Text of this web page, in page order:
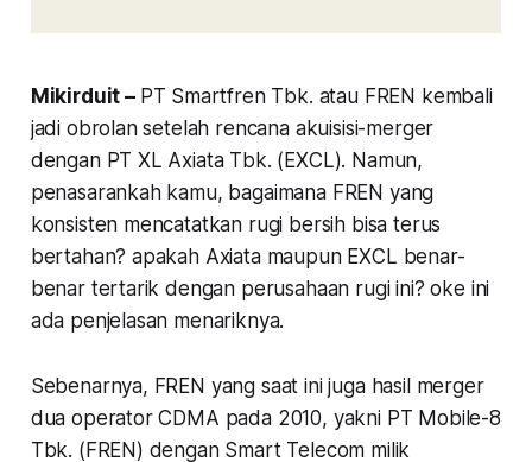
Mikirduit – PT Smartfren Tbk. atau FREN kembali
jadi obrolan setelah rencana akuisisi-merger
dengan PT XL Axiata Tbk. (EXCL). Namun,
penasarankah kamu, bagaimana FREN yang
konsisten mencatatkan rugi bersih bisa terus
bertahan? apakah Axiata maupun EXCL benar-
benar tertarik dengan perusahaan rugi ini? oke ini
ada penjelasan menariknya.
Sebenarnya, FREN yang saat ini juga hasil merger
dua operator CDMA pada 2010, yakni PT Mobile-8
Tbk. (FREN) dengan Smart Telecom milik